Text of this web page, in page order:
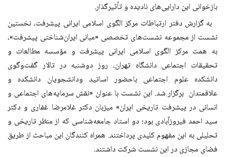
بازخوانی این دارایی‌های نادیده و تأثیرگذار.
به گزارش دفتر ارتباطات مرکز الگوی اسلامی ایرانی پیشرفت، نخستین
نشست از مجموعه نشست‌های تخصصی «مبانی ایران‌شناختی پیشرفت»،
به همت مرکز الگوی اسلامی ایرانی پیشرفت و مؤسسه مطالعات و
تحقیقات اجتماعی دانشگاه تهران، روز دوشنبه در تالار گفت‌وگوی
دانشکده علوم اجتماعی باحضور اساتید ودانشجویان دانشکده و
علاقمندان برگزار شد. این نشست با عنوان «نقش سرمایه‌های اجتماعی و
انسانی در پیشرفت تاریخی ایران» میزبان دکتر غلامرضا غفاری و دکتر
سید احمد فیروزآبادی بود؛ دو استاد جامعه‌شناسی که از منظر تاریخی و
تحلیلی به این مفهوم کلیدی پرداختند. همراه کنندگان این مباحث از طریق
فضای مجازی در این نشست شرکت داشتند.